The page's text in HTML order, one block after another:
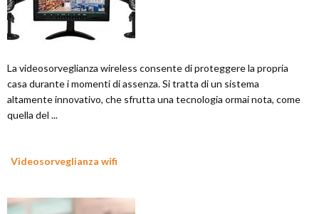
La videosorveglianza wireless consente di proteggere la propria
casa durante i momenti di assenza. Si tratta di un sistema
altamente innovativo, che sfrutta una tecnologia ormai nota, come
quella del ...
Videosorveglianza wifi